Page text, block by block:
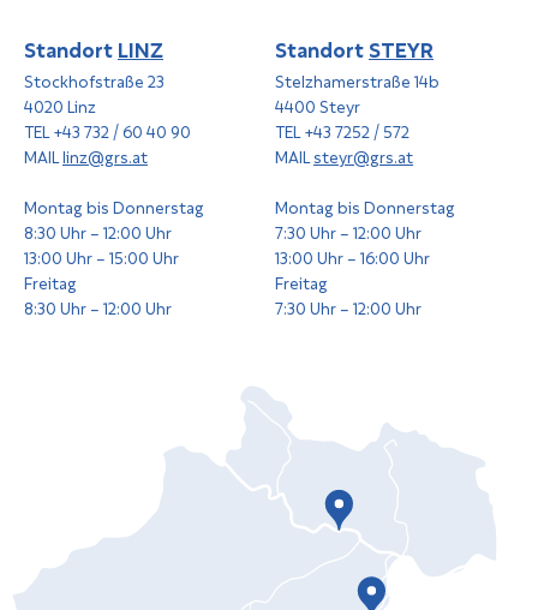
StandortLINZ
Stockhofstraße 23
4020 Linz
TEL +43 732 / 60 40 90
MAILlinz@grs.at
Montag bis Donnerstag
8:30 Uhr – 12:00 Uhr
13:00 Uhr – 15:00 Uhr
Freitag
8:30 Uhr – 12:00 Uhr
StandortSTEYR
Stelzhamerstraße 14b
4400 Steyr
TEL +43 7252 / 572
MAILsteyr@grs.at
Montag bis Donnerstag
7:30 Uhr – 12:00 Uhr
13:00 Uhr – 16:00 Uhr
Freitag
7:30 Uhr – 12:00 Uhr